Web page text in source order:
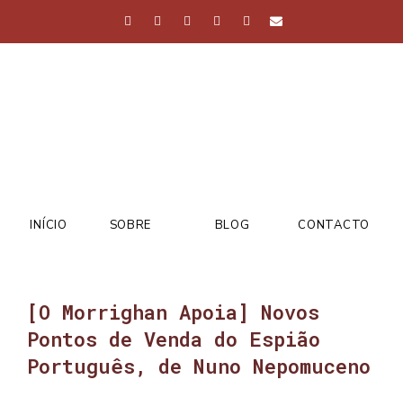
INÍCIO SOBRE BLOG CONTACTO
[O Morrighan Apoia] Novos
Pontos de Venda do Espião
Português, de Nuno Nepomuceno